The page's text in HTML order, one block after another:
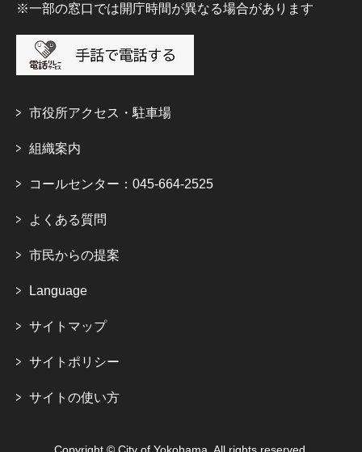
※一部の窓口では開庁時間が異なる場合があります
市役所アクセス・駐車場
組織案内
コールセンター：045-664-2525
よくある質問
市民からの提案
Language
サイトマップ
サイトポリシー
サイトの使い方
Copyright © City of Yokohama. All rights reserved.